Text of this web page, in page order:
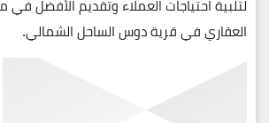
لتلبية احتياجات العملاء وتقديم الأفضل في
العقاري في قرية دوس الساحل الشمالي.